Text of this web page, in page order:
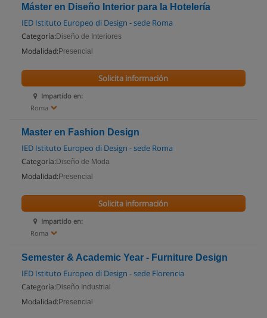
Máster en Diseño Interior para la Hotelería
IED Istituto Europeo di Design - sede Roma
Categoría: Diseño de Interiores
Modalidad: Presencial
Impartido en:
Roma
Solicita información
Master en Fashion Design
IED Istituto Europeo di Design - sede Roma
Categoría: Diseño de Moda
Modalidad: Presencial
Impartido en:
Roma
Solicita información
Semester & Academic Year - Furniture Design
IED Istituto Europeo di Design - sede Florencia
Categoría: Diseño Industrial
Modalidad: Presencial